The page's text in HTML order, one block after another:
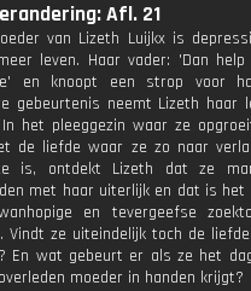
Afl. 21
van Lizeth Luijkx is
leven. Haar vader: 'Dan
en knoopt een strop voor
gebeurtenis neemt Lizeth haar
het pleeggezin waar ze
de liefde waar ze zo naar
is, ontdekt Lizeth dat ze
met haar uiterlijk en dat is het
en tevergeefse
Vindt ze uiteindelijk toch de
En wat gebeurt er als ze het
moeder in handen krijgt?